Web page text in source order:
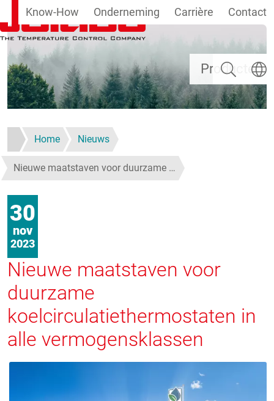
Overslaan en naar de inhoud gaan
Producten
Know-How Onderneming Carrière Contact
Zoeken Taal
Home Nieuws
Nieuwe maatstaven voor duurzame …
30
nov
2023
Nieuwe maatstaven voor
duurzame
koelcirculatiethermostaten in
alle vermogensklassen